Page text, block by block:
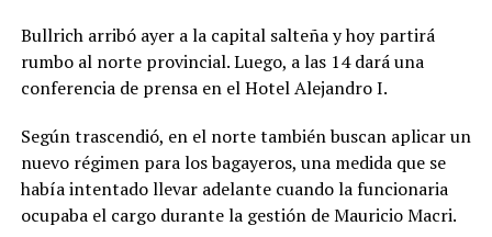
Bullrich arribó ayer a la capital salteña y hoy partirá
rumbo al norte provincial. Luego, a las 14 dará una
conferencia de prensa en el Hotel Alejandro I.
Según trascendió, en el norte también buscan aplicar un
nuevo régimen para los bagayeros, una medida que se
había intentado llevar adelante cuando la funcionaria
ocupaba el cargo durante la gestión de Mauricio Macri.